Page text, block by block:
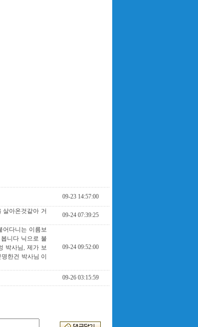
09-23 14:57:00
살아온것같아 거
09-24 07:39:25
어다니는 이름보
니다 닉으로 불
박사님, 제가 보
한건 박사님 이
09-24 09:52:00
09-26 03:15:59